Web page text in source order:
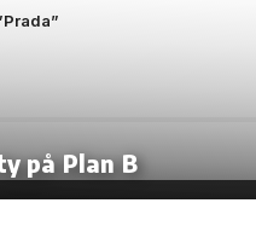
på Plan B